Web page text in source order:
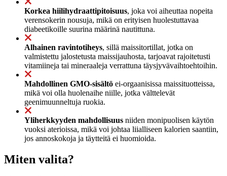
Korkea hiilihydraattipitoisuus, joka voi aiheuttaa nopeita
verensokerin nousuja, mikä on erityisen huolestuttavaa
diabeetikoille suurina määrinä nautittuna.
Alhainen ravintotiheys, sillä maissitortillat, jotka on
valmistettu jalostetusta maissijauhosta, tarjoavat rajoitetusti
vitamiineja tai mineraaleja verrattuna täysjyvävaihtoehtoihin.
Mahdollinen GMO-sisältö ei-orgaanisissa maissituotteissa,
mikä voi olla huolenaihe niille, jotka välttelevät
geenimuunneltuja ruokia.
Yliherkkyyden mahdollisuus niiden monipuolisen käytön
vuoksi aterioissa, mikä voi johtaa liialliseen kalorien saantiin,
jos annoskokoja ja täytteitä ei huomioida.
Miten valita?